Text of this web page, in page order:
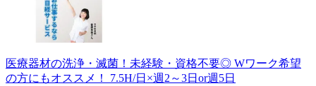
医療器材の洗浄・滅菌！未経験・資格不要◎ Wワーク希望
の方にもオススメ！ 7.5H/日×週2～3日or週5日